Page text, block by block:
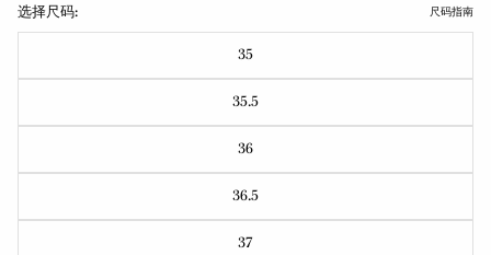
选择尺码: 尺码指南
35
35.5
36
36.5
37